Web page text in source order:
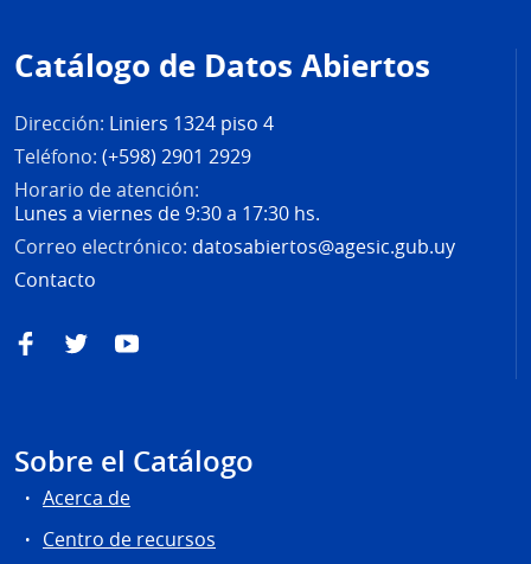
de
página
Catálogo de Datos Abiertos
Dirección: Liniers 1324 piso 4
Teléfono: (+598) 2901 2929
Horario de atención:
Lunes a viernes de 9:30 a 17:30 hs.
Correo electrónico: datosabiertos@agesic.gub.uy
Contacto
FacebookTwitterYouTube
Sobre el Catálogo
Acerca de
Centro de recursos